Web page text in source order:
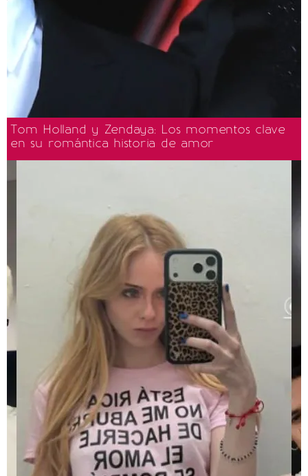
Tom Holland y Zendaya: Los momentos clave
en su romántica historia de amor